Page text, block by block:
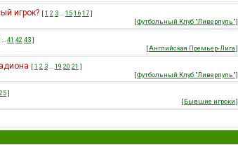
игрок? [1 2 3… 151617]
[Футбольный Клуб "Ливерпуль"]
… 41 42 43]
[Английская Премьер-Лига]
[1 2 3… 19 20 21 ]
[Футбольный Клуб "Ливерпуль"]
25]
[Бывшие игроки]